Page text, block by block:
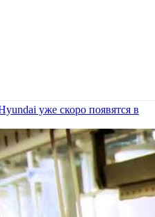
уже скоро появятся в